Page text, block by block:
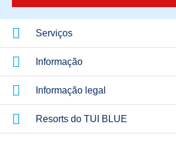
Serviços
Informação
Informação legal
Resorts do TUI BLUE